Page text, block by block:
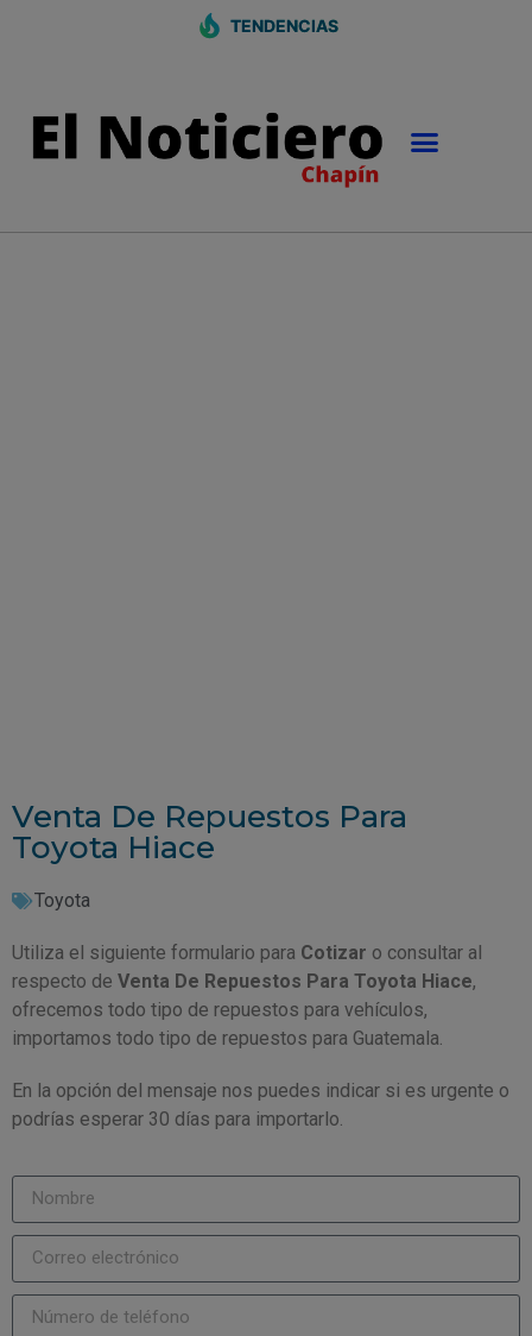
TENDENCIAS
Venta De Repuestos Para
Toyota Hiace
Toyota
Utiliza el siguiente formulario para Cotizar o consultar al
respecto de Venta De Repuestos Para Toyota Hiace,
ofrecemos todo tipo de repuestos para vehículos,
importamos todo tipo de repuestos para Guatemala.
En la opción del mensaje nos puedes indicar si es urgente o
podrías esperar 30 días para importarlo.